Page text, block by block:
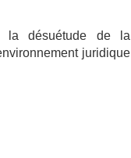
la désuétude de la
juridique